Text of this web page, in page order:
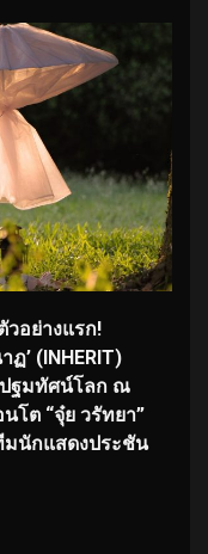
วอย่างแรก!
’ (INHERIT)
ปฐมทัศน์โลก ณ
โต “จุ๋ย วรัทยา”
นักแสดงประชัน